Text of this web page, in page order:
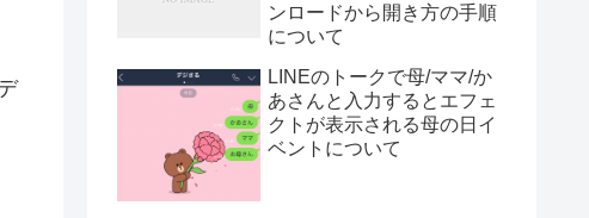
ンロードから開き方の手順
について
LINEのトークで母/ママ/か
あさんと入力するとエフェ
クトが表示される母の日イ
ベントについて